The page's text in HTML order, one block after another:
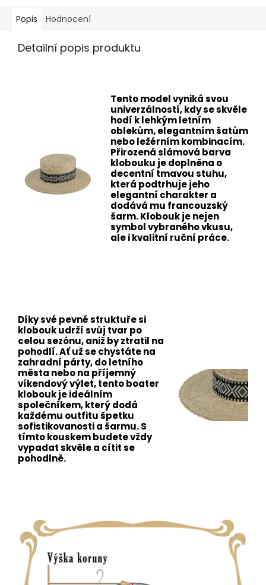
Popis Hodnocení
Detailní popis produktu
Tento model vyniká svou
univerzálností, kdy se skvěle
hodí k lehkým letním
oblekům, elegantním šatům
nebo ležérním kombinacím.
Přirozená slámová barva
klobouku je doplněna o
decentní tmavou stuhu,
která podtrhuje jeho
elegantní charakter a
dodává mu francouzský
šarm. Klobouk je nejen
symbol vybraného vkusu,
ale i kvalitní ruční práce.
Díky své pevné struktuře si
klobouk udrží svůj tvar po
celou sezónu, aniž by ztratil na
pohodlí. Ať už se chystáte na
zahradní párty, do letního
města nebo na příjemný
víkendový výlet, tento boater
klobouk je ideálním
společníkem, který dodá
každému outfitu špetku
sofistikovanosti a šarmu. S
tímto kouskem budete vždy
vypadat skvěle a cítit se
pohodlně.